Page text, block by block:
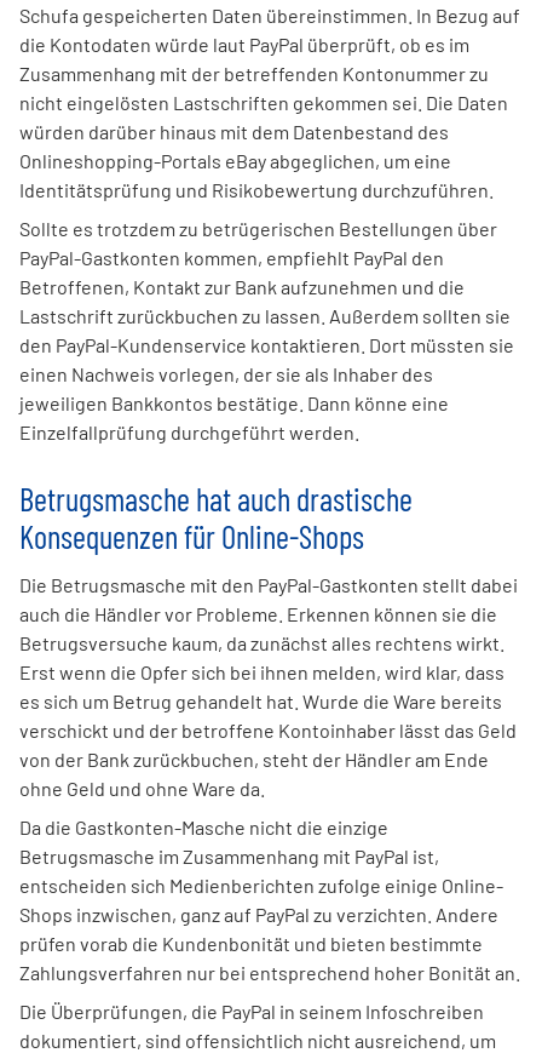
Schufa gespeicherten Daten übereinstimmen. In Bezug auf
die Kontodaten würde laut PayPal überprüft, ob es im
Zusammenhang mit der betreffenden Kontonummer zu
nicht eingelösten Lastschriften gekommen sei. Die Daten
würden darüber hinaus mit dem Datenbestand des
Onlineshopping-Portals eBay abgeglichen, um eine
Identitätsprüfung und Risikobewertung durchzuführen.
Sollte es trotzdem zu betrügerischen Bestellungen über
PayPal-Gastkonten kommen, empfiehlt PayPal den
Betroffenen, Kontakt zur Bank aufzunehmen und die
Lastschrift zurückbuchen zu lassen. Außerdem sollten sie
den PayPal-Kundenservice kontaktieren. Dort müssten sie
einen Nachweis vorlegen, der sie als Inhaber des
jeweiligen Bankkontos bestätige. Dann könne eine
Einzelfallprüfung durchgeführt werden.
Betrugsmasche hat auch drastische
Konsequenzen für Online-Shops
Die Betrugsmasche mit den PayPal-Gastkonten stellt dabei
auch die Händler vor Probleme. Erkennen können sie die
Betrugsversuche kaum, da zunächst alles rechtens wirkt.
Erst wenn die Opfer sich bei ihnen melden, wird klar, dass
es sich um Betrug gehandelt hat. Wurde die Ware bereits
verschickt und der betroffene Kontoinhaber lässt das Geld
von der Bank zurückbuchen, steht der Händler am Ende
ohne Geld und ohne Ware da.
Da die Gastkonten-Masche nicht die einzige
Betrugsmasche im Zusammenhang mit PayPal ist,
entscheiden sich Medienberichten zufolge einige Online-
Shops inzwischen, ganz auf PayPal zu verzichten. Andere
prüfen vorab die Kundenbonität und bieten bestimmte
Zahlungsverfahren nur bei entsprechend hoher Bonität an.
Die Überprüfungen, die PayPal in seinem Infoschreiben
dokumentiert, sind offensichtlich nicht ausreichend, um